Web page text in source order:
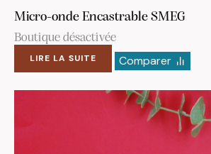
Micro-onde Encastrable SMEG
Boutique désactivée
LIRE LA SUITE Comparer